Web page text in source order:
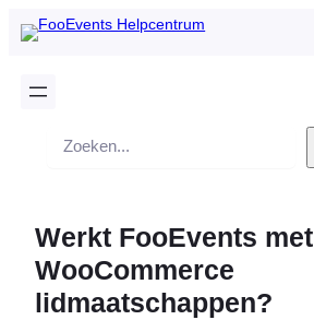
Zoek
Werkt FooEvents met
WooCommerce
lidmaatschappen?